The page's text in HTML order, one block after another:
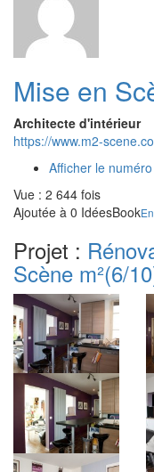
Mise en
Architecte d'intérieur
https://www.m2-
Afficher le numéro
Vue : 2 644 fois
Ajoutée à 0 IdéesBook
Projet :
Scène m²(6/